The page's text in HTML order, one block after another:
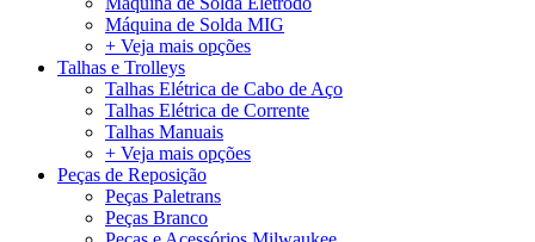
Máquina de Solda MIG
+ Veja mais opções
Talhas e Trolleys
Talhas Elétrica de Cabo de Aço
Talhas Elétrica de Corrente
Talhas Manuais
+ Veja mais opções
Peças de Reposição
Peças Paletrans
Peças Branco